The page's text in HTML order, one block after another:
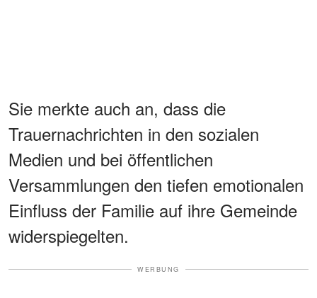
Sie merkte auch an, dass die
Trauernachrichten in den sozialen
Medien und bei öffentlichen
Versammlungen den tiefen emotionalen
Einfluss der Familie auf ihre Gemeinde
widerspiegelten.
WERBUNG